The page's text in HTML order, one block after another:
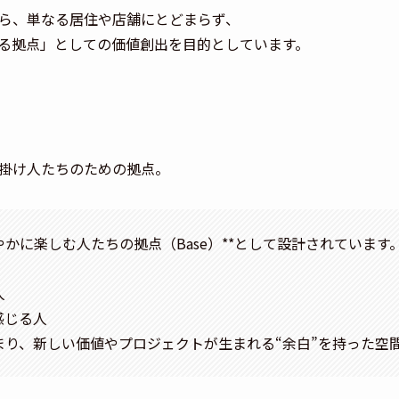
単なる居住や店舗にとどまらず、
点」としての価値創出を目的としています。
け人たちのための拠点。
に楽しむ人たちの拠点（Base）**として設計されています。
る人
、新しい価値やプロジェクトが生まれる“余白”を持った空間